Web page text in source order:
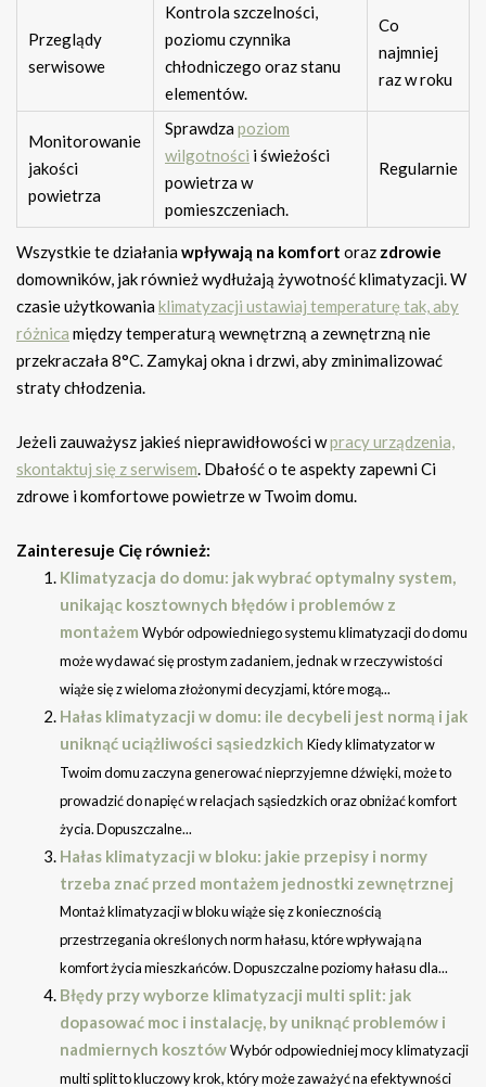
Przeglądy
serwisowe
Kontrola szczelności,
poziomu czynnika
chłodniczego oraz stanu
elementów.
Co
najmniej
raz w roku
Monitorowanie
jakości
powietrza
Sprawdzapoziom
wilgotności i świeżości
powietrza w
pomieszczeniach.
Regularnie
Wszystkie te działaniawpływają na komfort oraz zdrowie
domowników, jak również wydłużają żywotność klimatyzacji. W
czasie użytkowaniaklimatyzacji ustawiaj temperaturę tak, aby
różnica między temperaturą wewnętrzną a zewnętrzną nie
przekraczała 8°C. Zamykaj okna i drzwi, aby zminimalizować
straty chłodzenia.
Jeżeli zauważysz jakieś nieprawidłowości wpracy urządzenia,
skontaktuj się z serwisem . Dbałość o te aspekty zapewni Ci
zdrowe i komfortowe powietrze w Twoim domu.
Zainteresuje Cię również:
Klimatyzacja do domu: jak wybrać optymalny system,
unikając kosztownych błędów i problemów z
montażem Wybór odpowiedniego systemu klimatyzacji do domu
może wydawać się prostym zadaniem, jednak w rzeczywistości
wiąże się z wieloma złożonymi decyzjami, które mogą...
Hałas klimatyzacji w domu: ile decybeli jest normą i jak
uniknąć uciążliwości sąsiedzkich Kiedy klimatyzator w
Twoim domu zaczyna generować nieprzyjemne dźwięki, może to
prowadzić do napięć w relacjach sąsiedzkich oraz obniżać komfort
życia. Dopuszczalne...
Hałas klimatyzacji w bloku: jakie przepisy i normy
trzeba znać przed montażem jednostki zewnętrznej
Montaż klimatyzacji w bloku wiąże się z koniecznością
przestrzegania określonych norm hałasu, które wpływają na
komfort życia mieszkańców. Dopuszczalne poziomy hałasu dla...
Błędy przy wyborze klimatyzacji multi split: jak
dopasować moc i instalację, by uniknąć problemów i
nadmiernych kosztówWybór odpowiedniej mocy klimatyzacji
multi split to kluczowy krok, który może zaważyć na efektywności